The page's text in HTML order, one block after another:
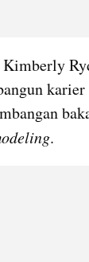
Kimberly
.